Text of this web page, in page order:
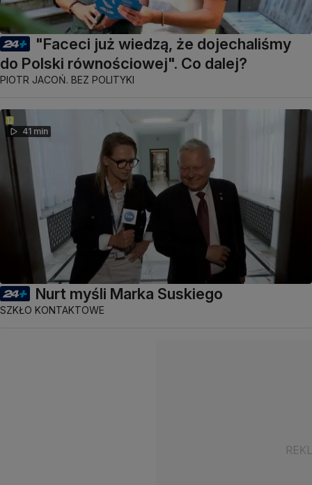
"Faceci już wiedzą, że dojechaliśmy
do Polski równościowej". Co dalej?
PIOTR JACOŃ. BEZ POLITYKI
41 min
Nurt myśli Marka Suskiego
SZKŁO KONTAKTOWE